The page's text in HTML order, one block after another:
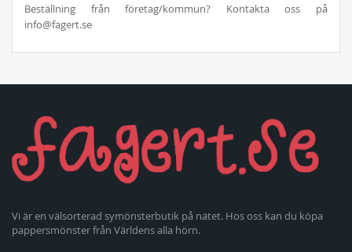
Beställning från företag/kommun? Kontakta oss på
info@fagert.se
Vi är en välsorterad symönsterbutik på nätet. Hos oss kan du köpa
pappersmönster från Världens alla hörn.